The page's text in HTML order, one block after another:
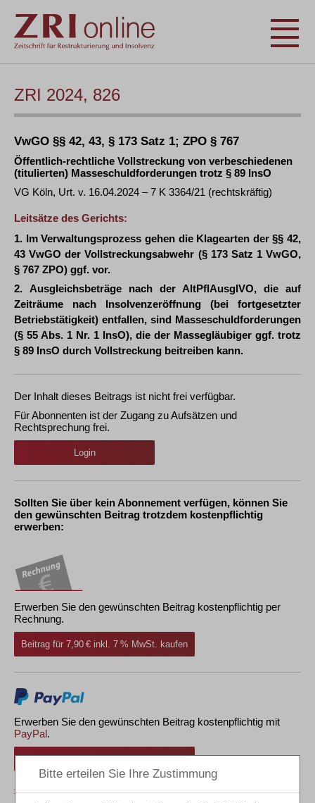
ZRI 2024, 826
VwGO §§ 42, 43, § 173 Satz 1; ZPO § 767
Öffentlich-rechtliche Vollstreckung von verbeschiedenen
(titulierten) Masseschuldforderungen trotz § 89 InsO
VG Köln, Urt. v. 16.04.2024 – 7 K 3364/21 (rechtskräftig)
Leitsätze des Gerichts:
1. Im Verwaltungsprozess gehen die Klagearten der §§ 42,
43 VwGO der Vollstreckungsabwehr (§ 173 Satz 1 VwGO,
§ 767 ZPO) ggf. vor.
2. Ausgleichsbeträge nach der AltPflAusglVO, die auf
Zeiträume nach Insolvenzeröffnung (bei fortgesetzter
Betriebstätigkeit) entfallen, sind Masseschuldforderungen
(§ 55 Abs. 1 Nr. 1 InsO), die der Massegläubiger ggf. trotz
§ 89 InsO durch Vollstreckung beitreiben kann.
Der Inhalt dieses Beitrags ist nicht frei verfügbar.
Für Abonnenten ist der Zugang zu Aufsätzen und
Rechtsprechung frei.
Login
Sollten Sie über kein Abonnement verfügen, können Sie
den gewünschten Beitrag trotzdem kostenpflichtig
erwerben:
Erwerben Sie den gewünschten Beitrag kostenpflichtig per
Rechnung.
Beitrag für 7,90 € inkl. 7 % MwSt. kaufen
Erwerben Sie den gewünschten Beitrag kostenpflichtig mit
PayPal.
Beitrag für 7,90 € inkl. 7 % MwSt. kaufen
zurück